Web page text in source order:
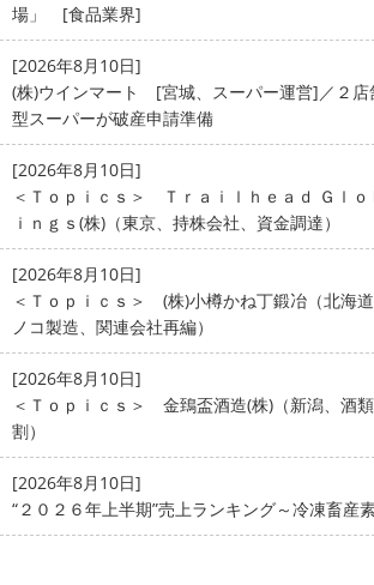
場」 [食品業界]
[2026年8月10日]
(株)ウインマート [宮城、スーパー運営]／２店
型スーパーが破産申請準備
[2026年8月10日]
＜Ｔｏｐｉｃｓ＞ Ｔｒａｉｌｈｅａｄ Ｇｌｏ
ｉｎｇｓ(株)（東京、持株会社、資金調達）
[2026年8月10日]
＜Ｔｏｐｉｃｓ＞ (株)小樽かね丁鍛冶（北海
ノコ製造、関連会社再編）
[2026年8月10日]
＜Ｔｏｐｉｃｓ＞ 金鵄盃酒造(株)（新潟、酒
割）
[2026年8月10日]
“２０２６年上半期”売上ランキング～冷凍畜産